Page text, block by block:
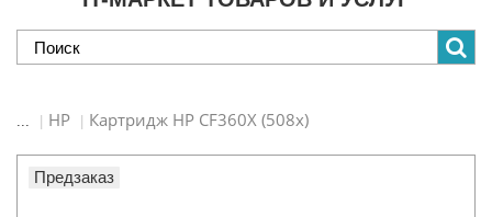
... HP Картридж HP CF360X (508x)
Предзаказ